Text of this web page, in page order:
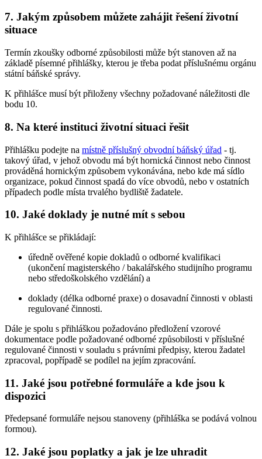
7. Jakým způsobem můžete zahájit řešení životní
situace
Termín zkoušky odborné způsobilosti může být stanoven až na
základě písemné přihlášky, kterou je třeba podat příslušnému orgánu
státní báňské správy.
K přihlášce musí být přiloženy všechny požadované náležitosti dle
bodu 10.
8. Na které instituci životní situaci řešit
Přihlášku podejte na místně příslušný obvodní báňský úřad - tj.
takový úřad, v jehož obvodu má být hornická činnost nebo činnost
prováděná hornickým způsobem vykonávána, nebo kde má sídlo
organizace, pokud činnost spadá do více obvodů, nebo v ostatních
případech podle místa trvalého bydliště žadatele.
10. Jaké doklady je nutné mít s sebou
K přihlášce se přikládají:
úředně ověřené kopie dokladů o odborné kvalifikaci
(ukončení magisterského / bakalářského studijního programu
nebo středoškolského vzdělání) a
doklady (délka odborné praxe) o dosavadní činnosti v oblasti
regulované činnosti.
Dále je spolu s přihláškou požadováno předložení vzorové
dokumentace podle požadované odborné způsobilosti v příslušné
regulované činnosti v souladu s právními předpisy, kterou žadatel
zpracoval, popřípadě se podílel na jejím zpracování.
11. Jaké jsou potřebné formuláře a kde jsou k
dispozici
Předepsané formuláře nejsou stanoveny (přihláška se podává volnou
formou).
12. Jaké jsou poplatky a jak je lze uhradit